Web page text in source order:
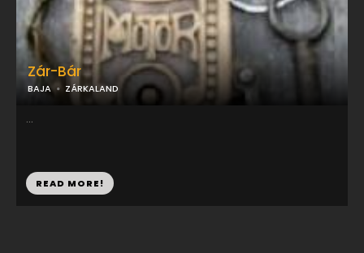
Zár-Bár
BAJA ZÁRKALAND
...
READ MORE!